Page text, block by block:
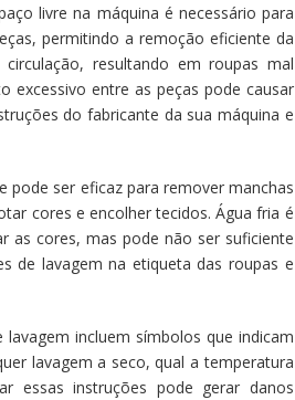
livre na máquina é necessário para
permitindo a remoção eficiente da
resultando em roupas mal
excessivo entre as peças pode causar
do fabricante da sua máquina e
pode ser eficaz para remover manchas
cores e encolher tecidos. Água fria é
as cores, mas pode não ser suficiente
de lavagem na etiqueta das roupas e
incluem símbolos que indicam
lavagem a seco, qual a temperatura
essas instruções pode gerar danos